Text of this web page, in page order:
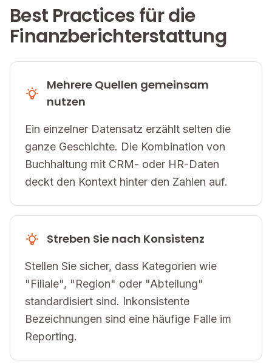
Best Practices für die
Finanzberichterstattung
Mehrere Quellen gemeinsam
nutzen
Ein einzelner Datensatz erzählt selten die
ganze Geschichte. Die Kombination von
Buchhaltung mit CRM- oder HR-Daten
deckt den Kontext hinter den Zahlen auf.
Streben Sie nach Konsistenz
Stellen Sie sicher, dass Kategorien wie
"Filiale", "Region" oder "Abteilung"
standardisiert sind. Inkonsistente
Bezeichnungen sind eine häufige Falle im
Reporting.